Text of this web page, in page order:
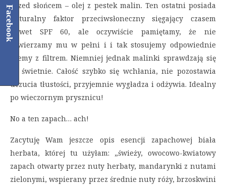
przed słońcem – olej z pestek malin. Ten ostatni posiada
naturalny faktor przeciwsłoneczny sięgający czasem
nawet SPF 60, ale oczywiście pamiętamy, że nie
zawierzamy mu w pełni i i tak stosujemy odpowiednie
kremy z filtrem. Niemniej jednak malinki sprawdzają się
tu świetnie. Całość szybko się wchłania, nie pozostawia
uczucia tłustości, przyjemnie wygładza i odżywia. Idealny
po wieczornym prysznicu!
No a ten zapach… ach!
Zacytuję Wam jeszcze opis esencji zapachowej biała
herbata, której tu użyłam: „świeży, owocowo-kwiatowy
zapach otwarty przez nuty herbaty, mandarynki z nutami
zielonymi, wspierany przez średnie nuty róży, brzoskwini
Facebook